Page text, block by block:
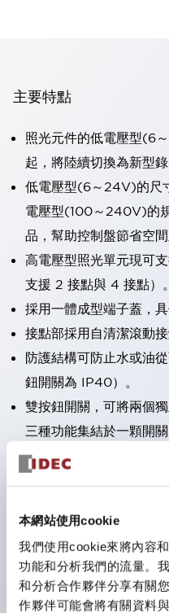
本網站使用cookie
我們使用cookie來將內容
功能和分析我們的流量。
和分析合作夥伴分享有關
作夥伴可能會將有關資料
主要特點
照光元件的低電壓型(6
起，將陸續切換為新型錄
低電壓型(6～24V)的尺
電壓型(100～240V)的
品，幫助控制盤節省空間
高電壓型照光單元現可
支援 2 接點與 4 接點）。
採用一體成型端子蓋，
接點部採用自清潔滾動
防護結構可防止水或油
鈕開關為 IP40）。
雙按鈕開關，可將兩個
三種功能集結於一顆開關
完整支援全球各地需求
顏色。
支援色彩通用設計（
示燈的亮燈/熄燈狀態，
符合 ISO 3864-4 安全